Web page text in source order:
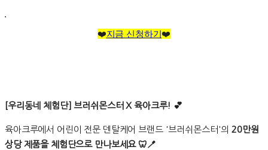
❤️지금 신청하기❤️
[우리동네 체험단] 브러쉬몬스터 X 육아크루! 💕
육아크루에서 어린이 전문 덴탈케어 브랜드 '브러쉬몬스터'의20만원
상당 제품을 체험단으로 만나보세요 🦷🪥